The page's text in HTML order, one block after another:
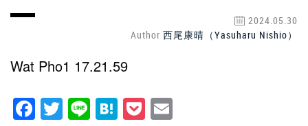
2024.05.30
Author 西尾康晴（Yasuharu Nishio）
Wat Pho1 17.21.59
Facebook
Twitter
LineHatenaPocket